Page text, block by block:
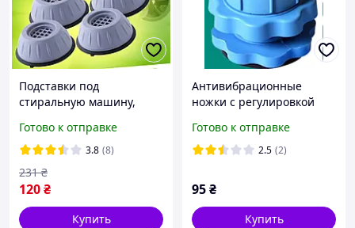
Подставки под
стиральную машину,
стиральных машин
антивибрационные,
Резиновые ножки для
стиральной машины, BSP
Готово к отправке
3.8 (8)
120₴
231 ₴
Купить
Антивибрационные
ножки с регулировкой
машины Резиновые
подставки под ножки
Готово к отправке
2.5 (2)
95₴
Купить